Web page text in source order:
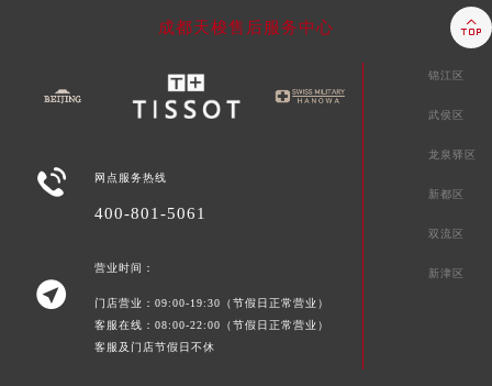
成都天梭售后服务中心
 网点服务热线
400-801-5061

营业时间：
门店营业：09:00-19:30（节假日正常营业）
客服在线：08:00-22:00（节假日正常营业）
客服及门店节假日不休
锦江区
武侯区
龙泉驿区
新都区
双流区
新津区
